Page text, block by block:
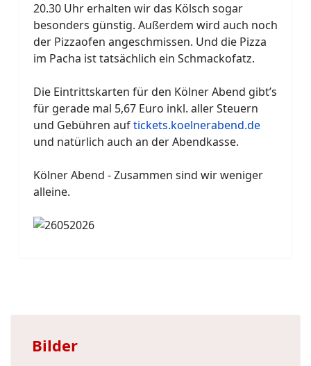
20.30 Uhr erhalten wir das Kölsch sogar
besonders günstig. Außerdem wird auch noch
der Pizzaofen angeschmissen. Und die Pizza
im Pacha ist tatsächlich ein Schmackofatz.
Die Eintrittskarten für den Kölner Abend gibt’s
für gerade mal 5,67 Euro inkl. aller Steuern
und Gebühren auftickets.koelnerabend.de
und natürlich auch an der Abendkasse.
Kölner Abend - Zusammen sind wir weniger
alleine.
Bilder